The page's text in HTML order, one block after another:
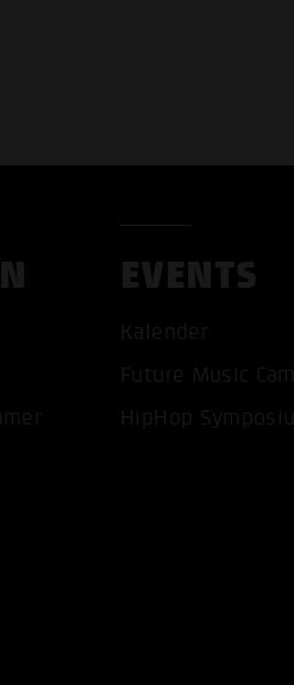
EVENTS
Kalender
Future Music
HipHop